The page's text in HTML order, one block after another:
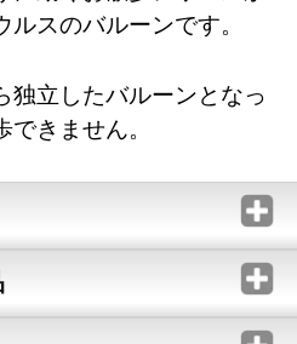
スのバルーンです。
独立したバルーンとなっ
きません。